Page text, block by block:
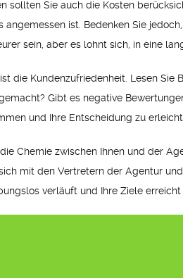
sollten Sie auch die Kosten
ist. Bedenken Sie
sein, aber es lohnt sich, in eine
die Kundenzufriedenheit. Lesen
Gibt es negative
und Ihre Entscheidung zu
Chemie zwischen Ihnen und der
mit den Vertretern der Agentur
verläuft und Ihre Ziele erreicht